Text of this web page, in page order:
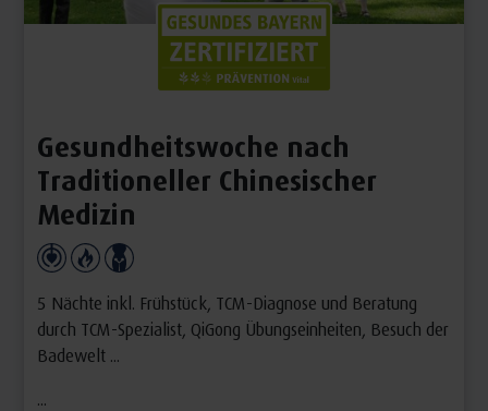
Gesundheitswoche nach
Traditioneller Chinesischer
Medizin
5 Nächte inkl. Frühstück, TCM-Diagnose und Beratung
durch TCM-Spezialist, QiGong Übungseinheiten, Besuch der
Badewelt ...
...